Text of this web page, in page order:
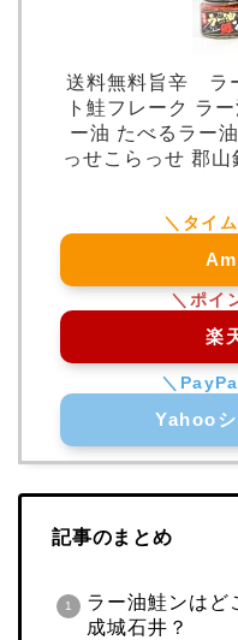
送料無料旨辛 ラ
ト鮭フレーク ラ
ー油 たべるラー
っせこらっせ 郡
楽
Yahooシ
記事のまとめ
ラー油鮭ンはど
成城石井？